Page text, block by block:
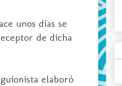
unos días se
de dicha
elaboró